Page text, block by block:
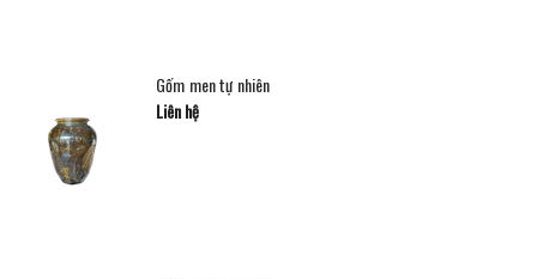
Gốm men tự nhiên
Liên hệ